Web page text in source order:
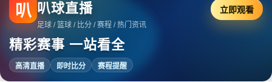
叭 叭球直播
足球 / 篮球 / 比分 / 赛程 / 热门资讯
精彩赛事 一站看全
高清直播 即时比分 赛程提醒
立即观看